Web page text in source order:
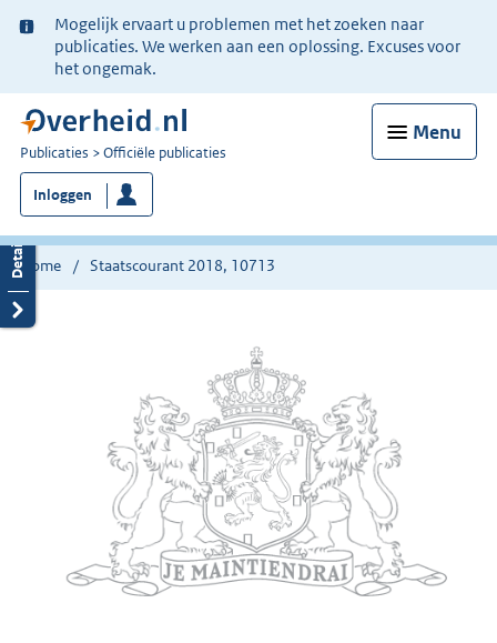
Ter
informatie:
Mogelijk ervaart u problemen met het zoeken naar
publicaties. We werken aan een oplossing. Excuses voor
het ongemak.
Menu
U
bent
nu
hier:
Publicaties Officiële publicaties
Inloggen
Home Staatscourant 2018, 10713